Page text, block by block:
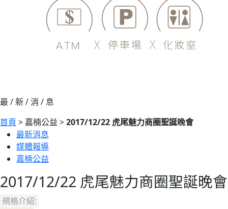
最 / 新 / 消 / 息
首頁 > 嘉楠公益 >2017/12/22 虎尾魅力商圈聖誕晚會
最新消息
媒體報導
嘉楠公益
2017/12/22 虎尾魅力商圈聖誕晚會
規格介紹: